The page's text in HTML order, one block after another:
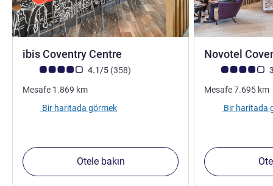
ibis Coventry Centre
Avis müşterileri puanı (ALL Puanlama)
4.1/5 (358görüş
)
Mesafe 1.869 km
Bir haritada görmek
Otele bakın
Novotel
Avis müşterileri
Mesafe7.695 km
Bir haritada